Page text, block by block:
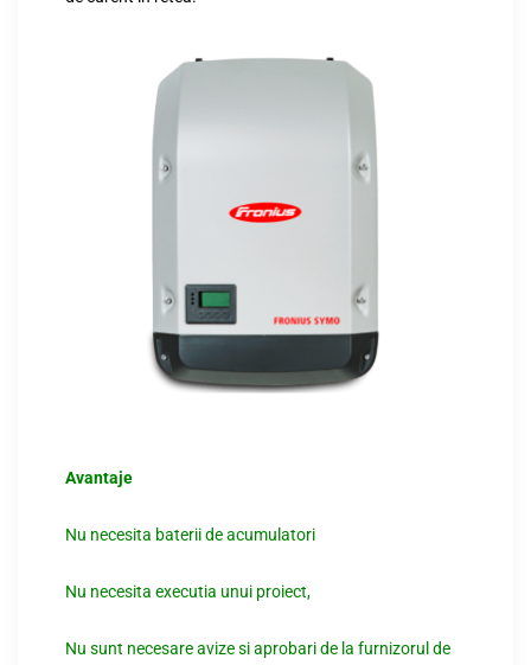
Avantaje
Nu necesita baterii de acumulatori
Nu necesita executia unui proiect,
Nu sunt necesare avize si aprobari de la furnizorul de